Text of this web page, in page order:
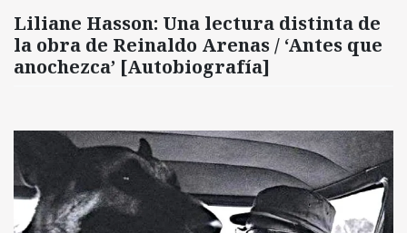
Liliane Hasson: Una lectura distinta de
la obra de Reinaldo Arenas / ‘Antes que
anochezca’ [Autobiografía]